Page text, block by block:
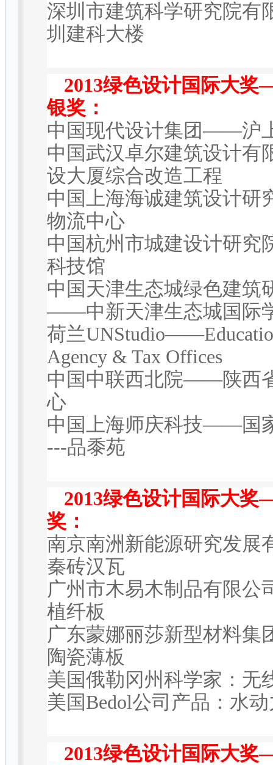
深圳市建筑科学研究院有
圳建科大楼
2013绿色设计国际大奖
银奖：
中国现代设计集团——沪
中国武汉卓尔建筑设计有
设大厦综合改造工程
中国上海海诚建筑设计研
物流中心
中国杭州市城建设计研究
科技馆
中国天津生态城绿色建筑
——中新天津生态城国际
荷兰
Agency & Tax Offices
中国中联西北院——陕西
心
中国上海师庆科技——国
---品黍苑
2013绿色设计国际大奖
奖：
南京南洲新能源研究发展
秦砖汉瓦
广州市木易木制品有限公
植纤板
广东蒙娜丽莎新型材料集
陶瓷薄板
美国俄勒冈州科学家：无
美国 Bedol公司产品：水
2013绿色设计国际大奖